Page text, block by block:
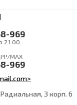
969
21:00
MAX
969
3 корп. 6